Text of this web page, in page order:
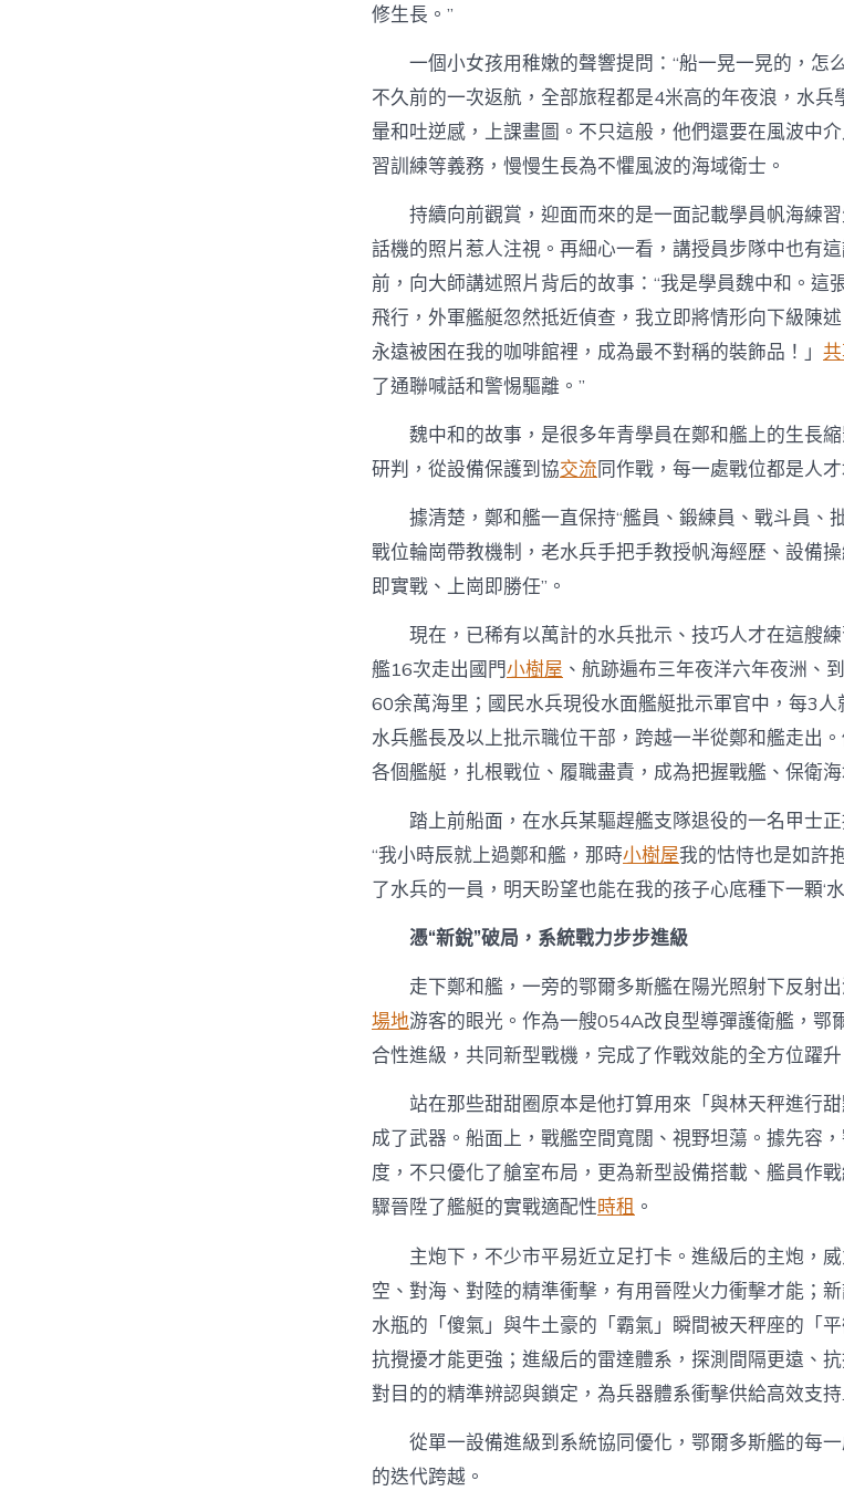
修生長。”
一個小女孩用稚嫩的聲響提問：“船一晃一晃的，怎
不久前的一次返航，全部旅程都是4米高的年夜浪，水
暈和吐逆感，上課畫圖。不只這般，他們還要在風波中
習訓練等義務，慢慢生長為不懼風波的海域衛士。
持續向前觀賞，迎面而來的是一面記載學員帆海練
話機的照片惹人注視。再細心一看，講授員步隊中也有
前，向大師講述照片背后的故事：“我是學員魏中和。這
飛行，外軍艦艇忽然抵近偵查，我立即將情形向下級陳
永遠被困在我的咖啡館裡，成為最不對稱的裝飾品！」
了通聯喊話和警惕驅離。”
魏中和的故事，是很多年青學員在鄭和艦上的生長
研判，從設備保護到協交流同作戰，每一處戰位都是人才
據清楚，鄭和艦一直保持“艦員、鍛練員、戰斗員、
戰位輪崗帶教機制，老水兵手把手教授帆海經歷、設備
即實戰、上崗即勝任”。
現在，已稀有以萬計的水兵批示、技巧人才在這艘
艦16次走出國門小樹屋 、航跡遍布三年夜洋六年夜洲、
60余萬海里；國民水兵現役水面艦艇批示軍官中，每3人
水兵艦長及以上批示職位干部，跨越一半從鄭和艦走出
各個艦艇，扎根戰位、履職盡責，成為把握戰艦、保衛海
踏上前船面，在水兵某驅趕艦支隊退役的一名甲士
“我小時辰就上過鄭和艦，那時小樹屋我的怙恃也是如許
了水兵的一員，明天盼望也能在我的孩子心底種下一顆‘
憑“新銳”破局，系統戰力步步進級
走下鄭和艦，一旁的鄂爾多斯艦在陽光照射下反射
場地游客的眼光。作為一艘054A改良型導彈護衛艦，鄂
合性進級，共同新型戰機，完成了作戰效能的全方位躍升
站在那些甜甜圈原本是他打算用來「與林天秤進行
成了武器。船面上，戰艦空間寬闊、視野坦蕩。據先容
度，不只優化了艙室布局，更為新型設備搭載、艦員作
驟晉陞了艦艇的實戰適配性時租 。
主炮下，不少市平易近立足打卡。進級后的主炮，
空、對海、對陸的精準衝擊，有用晉陞火力衝擊才能；
水瓶的「傻氣」與牛土豪的「霸氣」瞬間被天秤座的「
抗攪擾才能更強；進級后的雷達體系，探測間隔更遠、
對目的的精準辨認與鎖定，為兵器體系衝擊供給高效支
從單一設備進級到系統協同優化，鄂爾多斯艦的每
的迭代跨越。